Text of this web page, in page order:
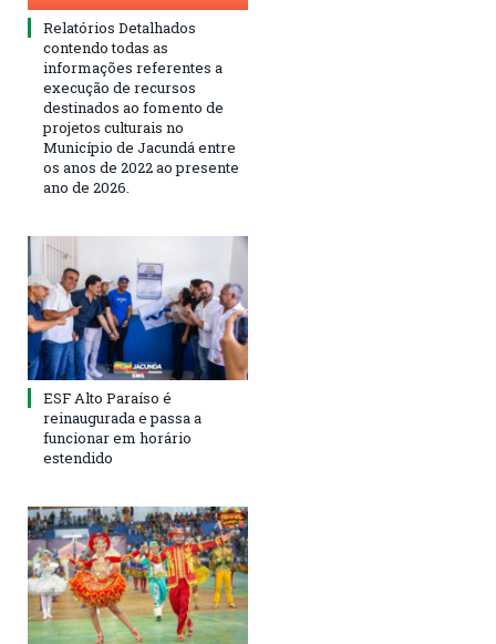
Relatórios Detalhados
contendo todas as
informações referentes a
execução de recursos
destinados ao fomento de
projetos culturais no
Município de Jacundá entre
os anos de 2022 ao presente
ano de 2026.
ESF Alto Paraíso é
reinaugurada e passa a
funcionar em horário
estendido